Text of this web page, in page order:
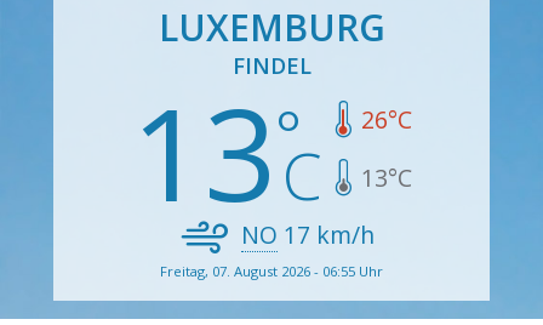
LUXEMBURG
FINDEL
13 26°C
13°C
NO 17 km/h
Freitag, 07. August 2026 - 06:55 Uhr